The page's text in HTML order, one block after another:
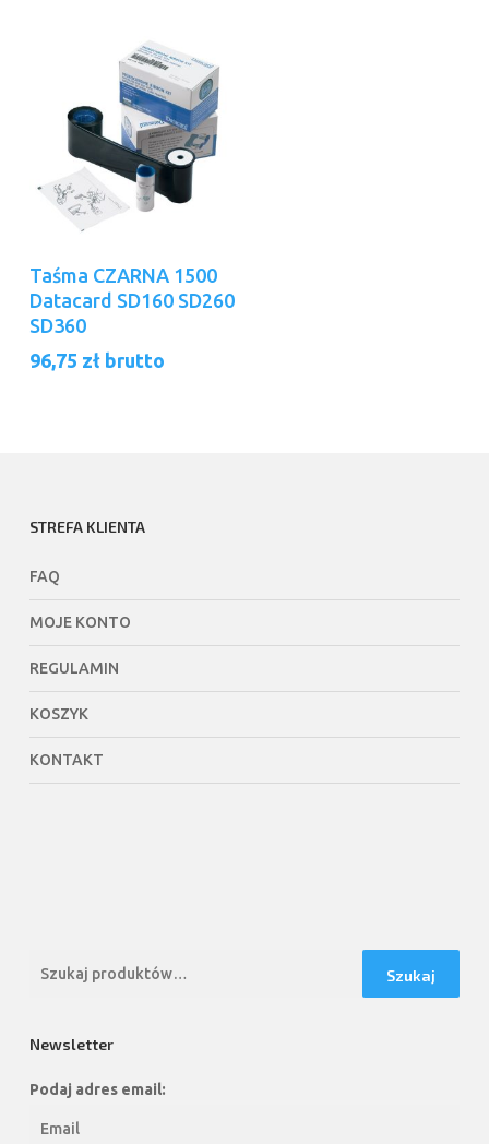
Taśma CZARNA 1500
Datacard SD160 SD260
SD360
96,75 zł brutto
STREFA KLIENTA
FAQ
MOJE KONTO
REGULAMIN
KOSZYK
KONTAKT
Szukaj
Newsletter
Podaj adres email: